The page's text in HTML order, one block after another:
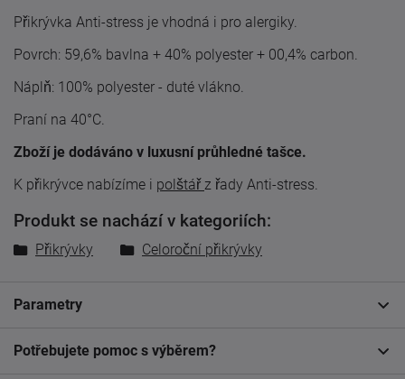
Přikrývka Anti-stress je vhodná i pro alergiky.
Povrch: 59,6% bavlna + 40% polyester + 00,4% carbon.
Náplň: 100% polyester - duté vlákno.
Praní na 40°C.
Zboží je dodáváno v luxusní průhledné tašce.
K přikrývce nabízíme i polštář z řady Anti-stress.
Produkt se nachází v kategoriích:
Přikrývky Celoroční přikrývky
Parametry
Potřebujete pomoc s výběrem?